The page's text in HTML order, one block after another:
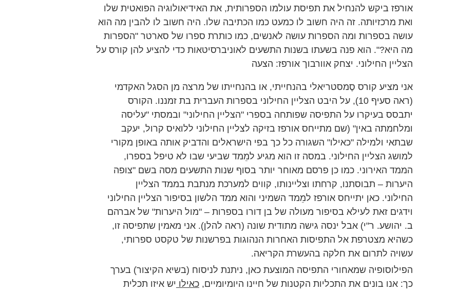
אורפז ביקש להנחיל את תפיסת עולמו הספרותית, את האידיאולוגיה הפואטית שלו
ואת מרכזיותה. זה היה חשוב לו כמעט כמו הכתיבה שלו. היה חשוב לו להבין מה הוא
עושה בספרות ומה הספרות עושה לאנשים, כמו כותרת ספרו של סארטר "הספרות
מה היא?". הוא פנה בשעתו בשנות התשעים לאוניברסיטאות כדי להציע להן קורס על
הצליין החילוני. יצחק אוורבוך אורפז: הצעה
אני מציע קורס סֶמסטריאלי בהנחייתי, או בהנחייתו של מרצה מן הסגל האקדמי
(ראה סעיף 10), על היבט הצליין החילוני בספרות העברית בת זמננו. הקורס
יתבסס בעיקרו על התפיסה שפותחה בספרי "הצליין החילוני" ובמסתי "עליסה
ומלחמתה באין" (שם מתייחס אורפז בזיקה לצליין החילוני ללואיס קרול, יעקב
שבתאי ולמילה "כאילו" השגורה כל כך בפי הישראלים והדביק אותה באופן מקורי
למושג הצליין החילוני. במסה זו הוא מגיע למֵמד שביעי שבו לא טיפל בספרו,
הממד האירוני. כמו כן פרסם מאוחר יותר בסוף שנות התשעים מסה בשם "צופה
היערות – תבוסתנו, קרחתו וצליינותו, קווים למערכת מנתבת בממד הצליין
החילוני. כאן יתייחס אורפז למֵמד השמיני והוא ממד הלשון בסיפור הצליין החילוני
וידגים זאת לעילא בסיפור מעולה של בן דורו בספרות – "מול היערות" של אברהם
ב. יהושע. ר"י) אבל ינסה גישה מתודית שונה (ראה להלן). אני מאמין שתפיסה זו,
כשהיא מצטרפת אל התפיסות האחרות הנהוגות בפרשנות של טקסט ספרותי,
עשויה לתרום את חלקה בהעשרת הקריאה.
הפילוסופיה שמאחורי התפיסה המוצעת כאן, ניתנת לניסוח (בשיא הקיצור) בערך
כך: אנו בונים את התכליות הקטנות של חיינו היומיומיים, כאילו יש איזו תכלית